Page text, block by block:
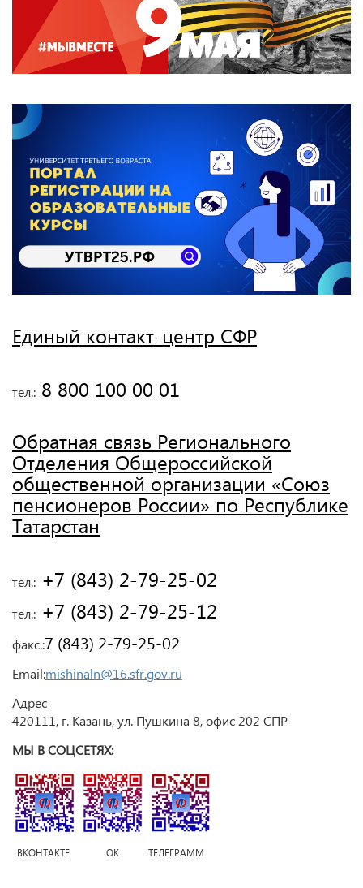
Единый контакт-центр СФР
тел.: 8 800 100 00 01
Обратная связь Регионального
Отделения Общероссийской
общественной организации «Союз
пенсионеров России» по Республике
Татарстан
тел.: +7 (843) 2-79-25-02
тел.: +7 (843) 2-79-25-12
факс.:7 (843) 2-79-25-02
Email:mishinaln@16.sfr.gov.ru
Адрес
420111, г. Казань, ул. Пушкина 8, офис 202 СПР
МЫ В СОЦСЕТЯХ:
ВКОНТАКТЕ ОК ТЕЛЕГРАММ